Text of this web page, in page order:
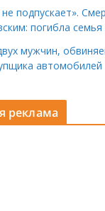
подпускает».
погибла семья
мужчин,
реклама